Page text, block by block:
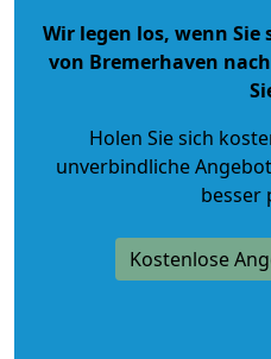
Wir legen los, wenn
von Bremerhaven
Holen Sie sich
unverbindliche
besser
Kostenlose